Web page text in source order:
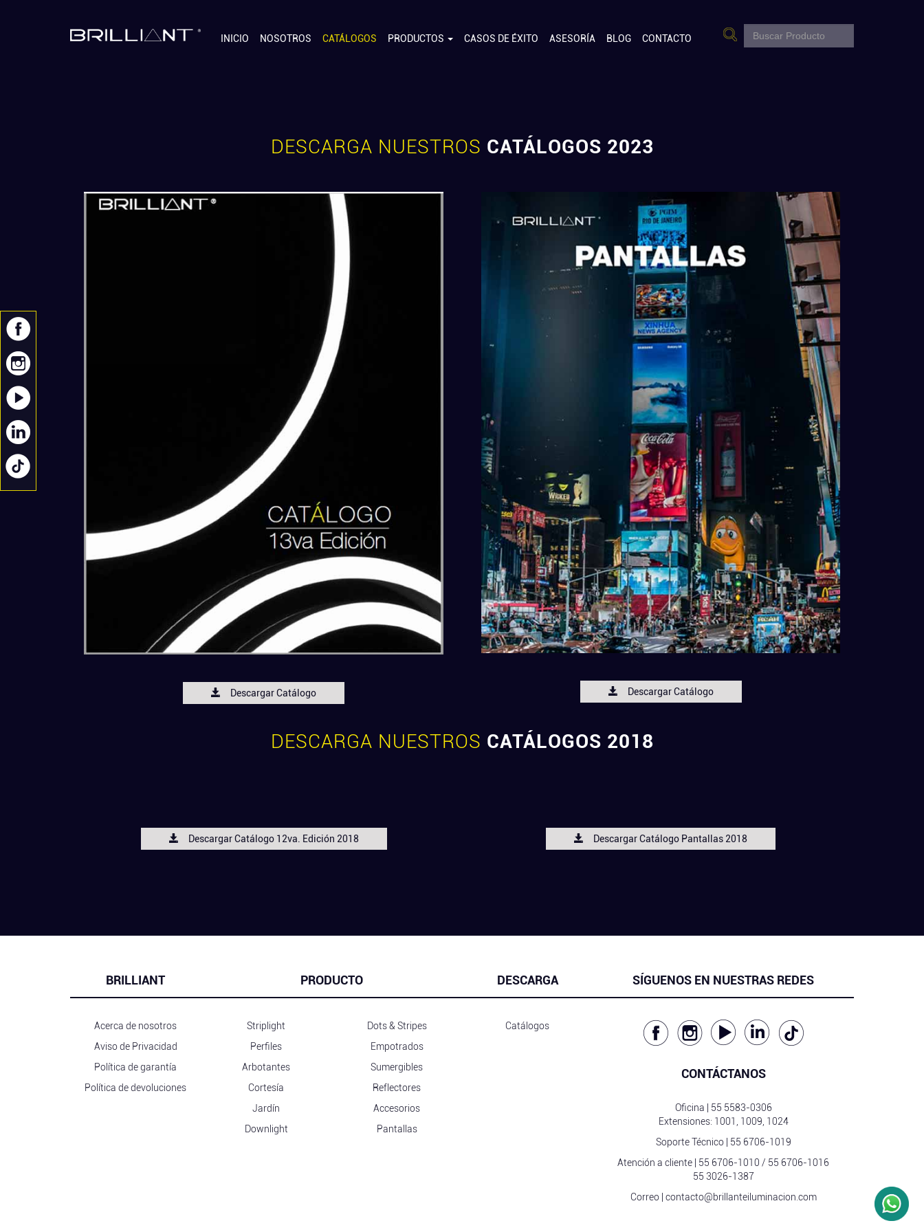
INICIO NOSOTROS CATÁLOGOS PRODUCTOS CASOS DE ÉXITO ASESORÍA BLOG CONTACTO
DESCARGA NUESTROS CATÁLOGOS 2023
Descargar Catálogo Descargar Catálogo
DESCARGA NUESTROS CATÁLOGOS 2018
Descargar Catálogo 12va. Edición 2018 Descargar Catálogo Pantallas 2018
BRILLIANT
Acerca de nosotros
Aviso de Privacidad
Política de garantía
Política de devoluciones
PRODUCTO
Striplight
Perfiles
Arbotantes
Cortesía
Jardín
Downlight
Dots & Stripes
Empotrados
Sumergibles
Reflectores
Accesorios
Pantallas
DESCARGA
Catálogos
SÍGUENOS EN NUESTRAS REDES
CONTÁCTANOS
Oficina | 55 5583-0306
Extensiones: 1001, 1009, 1024
Soporte Técnico | 55 6706-1019
Atención a cliente | 55 6706-1010 / 55 6706-1016
55 3026-1387
Correo | contacto@brillanteiluminacion.com